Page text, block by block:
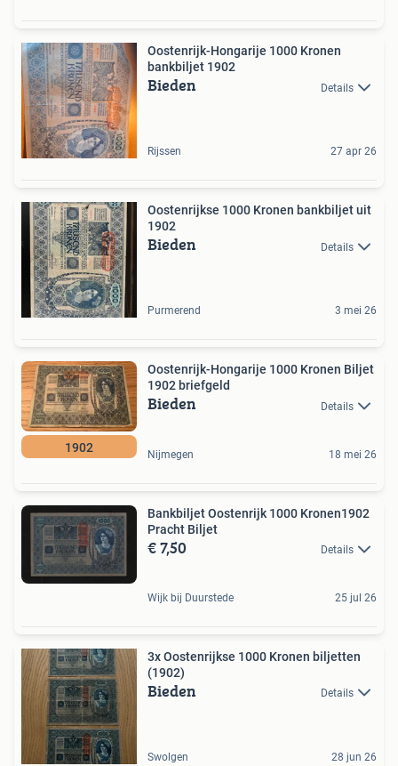
Oostenrijk-Hongarije 1000 Kronen
bankbiljet 1902
Bieden Details
Rijssen 27 apr 26
Oostenrijkse 1000 Kronen bankbiljet uit
1902
Bieden Details
Purmerend 3 mei 26
1902
Oostenrijk-Hongarije 1000 Kronen Biljet
1902 briefgeld
Bieden Details
Nijmegen 18 mei 26
Bankbiljet Oostenrijk 1000 Kronen1902
Pracht Biljet
€ 7,50 Details
Wijk bij Duurstede 25 jul 26
3x Oostenrijkse 1000 Kronen biljetten
(1902)
Bieden Details
Swolgen 28 jun 26